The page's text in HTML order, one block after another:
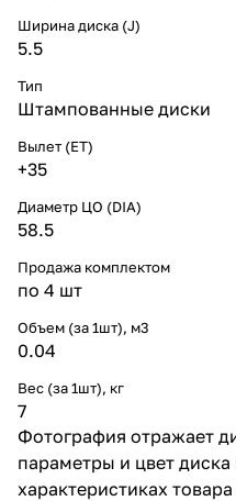
Ширина диска (J)
5.5
Тип
Штампованные диски
Вылет (ET)
+35
Диаметр ЦО (DIA)
58.5
Продажа комплектом
по 4 шт
Объем (за 1шт), м3
0.04
Вес (за 1шт), кг
7
Фотография отражает
параметры и цвет
характеристиках